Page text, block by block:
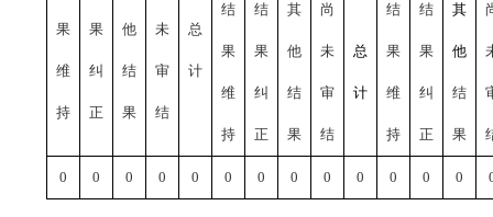
果
维
持
果
纠
正
他
结
果
未
审
结
总
计
结
果
维
持
结
果
纠
正
其
他
结
果
尚
未
审
结
总
计
结
果
维
持
结
果
纠
正
其
他
结
果
0 0 0 0 0 0 0 0 0 0 0 0 0